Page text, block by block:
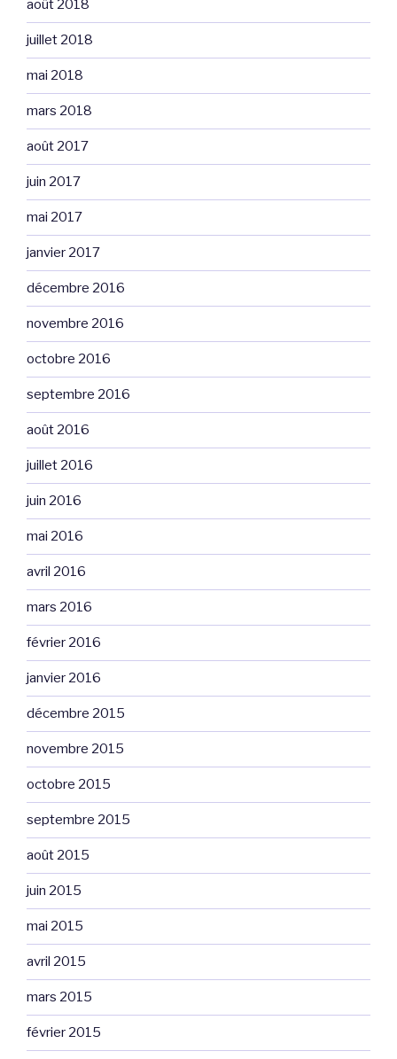
août 2018
juillet 2018
mai 2018
mars 2018
août 2017
juin 2017
mai 2017
janvier 2017
décembre 2016
novembre 2016
octobre 2016
septembre 2016
août 2016
juillet 2016
juin 2016
mai 2016
avril 2016
mars 2016
février 2016
janvier 2016
décembre 2015
novembre 2015
octobre 2015
septembre 2015
août 2015
juin 2015
mai 2015
avril 2015
mars 2015
février 2015